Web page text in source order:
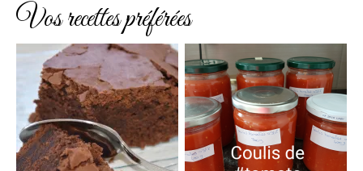
Vos recettes préférées